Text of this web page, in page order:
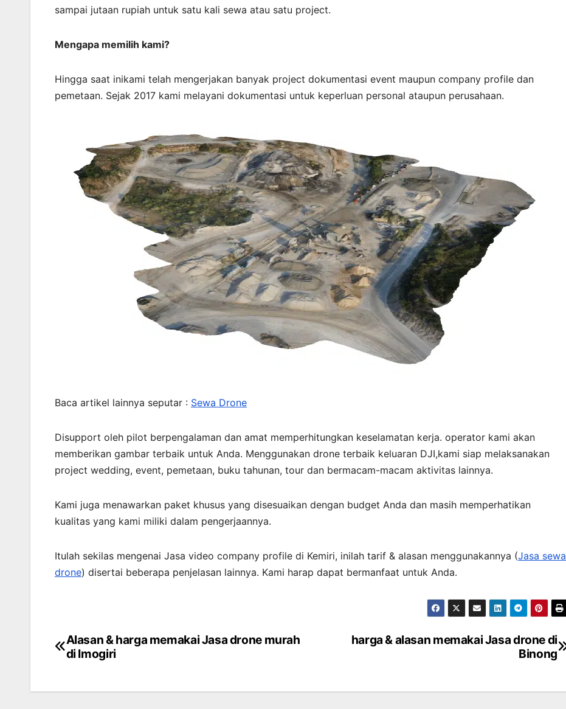
sampai jutaan rupiah untuk satu kali sewa atau satu project.
Mengapa memilih kami?
Hingga saat inikami telah mengerjakan banyak project dokumentasi event maupun company profile dan
pemetaan. Sejak 2017 kami melayani dokumentasi untuk keperluan personal ataupun perusahaan.
Baca artikel lainnya seputar : Sewa Drone
Disupport oleh pilot berpengalaman dan amat memperhitungkan keselamatan kerja. operator kami akan
memberikan gambar terbaik untuk Anda. Menggunakan drone terbaik keluaran DJI,kami siap melaksanakan
project wedding, event, pemetaan, buku tahunan, tour dan bermacam-macam aktivitas lainnya.
Kami juga menawarkan paket khusus yang disesuaikan dengan budget Anda dan masih memperhatikan
kualitas yang kami miliki dalam pengerjaannya.
Itulah sekilas mengenai Jasa video company profile di Kemiri, inilah tarif & alasan menggunakannya (Jasa sewa
drone) disertai beberapa penjelasan lainnya. Kami harap dapat bermanfaat untuk Anda.
Post
harga & alasan memakai Jasa drone di
Binong
Alasan & harga memakai Jasa drone murah
di Imogiri